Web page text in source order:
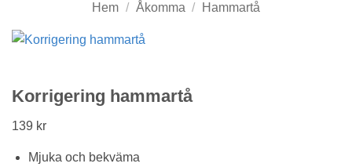
Hem / Åkomma / Hammartå
Korrigering hammartå
139 kr
Mjuka och bekväma